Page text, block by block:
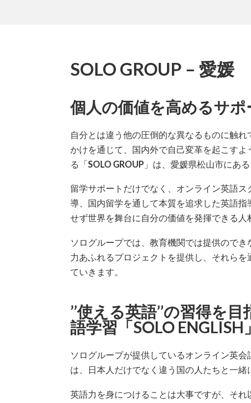
SOLO GROUP – 愛媛
個人の価値を高めるサポ
自分とは違う他の圧倒的な異なるものに触
かけを通じて、国内外で自己変革を起こす
る「SOLO GROUP 」は、愛媛県松山市にあ
留学サポートだけでなく、オンライン英語
導、国内留学を通して本質を追求した英語
せず世界を舞台に自分の価値を発揮できる人
ソログループでは、教育機関では提供ので
力あふれるプロジェクトを提供し、それら
ていきます。
’’使える英語’’の習得を
語学習「SOLO ENGLISH」
ソログループが提供しているオンライン英会
は、日本人だけでなく違う国の人たちと一緒
英語力を身につけることは大事ですが、それ